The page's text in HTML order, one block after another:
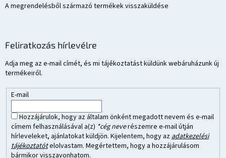
A megrendelésből származó termékek visszaküldése
Feliratkozás hírlevélre
Adja meg az e-mail címét, és mi tájékoztatást küldünk webáruházunk új
termékeiről.
E-mail
Hozzájárulok, hogy az általam önként megadott nevem és e-mail
címem felhasználásával a(z) *cég neverészemre e-mail útján
hírleveleket, ajánlatokat küldjön. Kijelentem, hogy azadatkezelési
tájékoztatótelolvastam. Megértettem, hogy a hozzájárulásom
bármikor visszavonhatom.